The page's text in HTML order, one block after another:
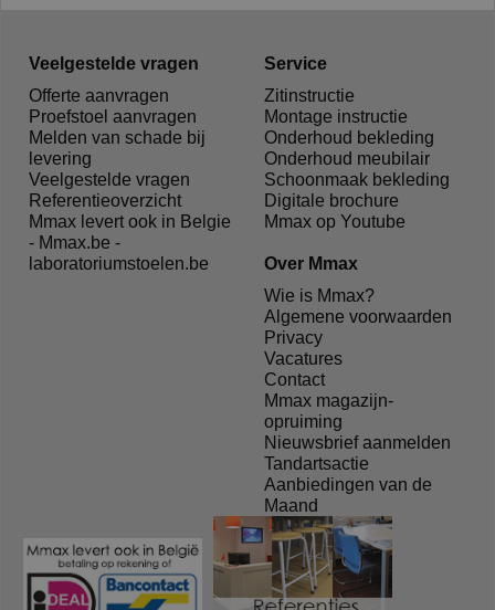
Veelgestelde vragen
Offerte aanvragen
Proefstoel aanvragen
Melden van schade bij
levering
Veelgestelde vragen
Referentieoverzicht
Mmax levert ook in Belgie
- Mmax.be -
laboratoriumstoelen.be
Service
Zitinstructie
Montage instructie
Onderhoud bekleding
Onderhoud meubilair
Schoonmaak bekleding
Digitale brochure
Mmax op Youtube
Over Mmax
Wie is Mmax?
Algemene voorwaarden
Privacy
Vacatures
Contact
Mmax magazijn-
opruiming
Nieuwsbrief aanmelden
Tandartsactie
Aanbiedingen van de
Maand